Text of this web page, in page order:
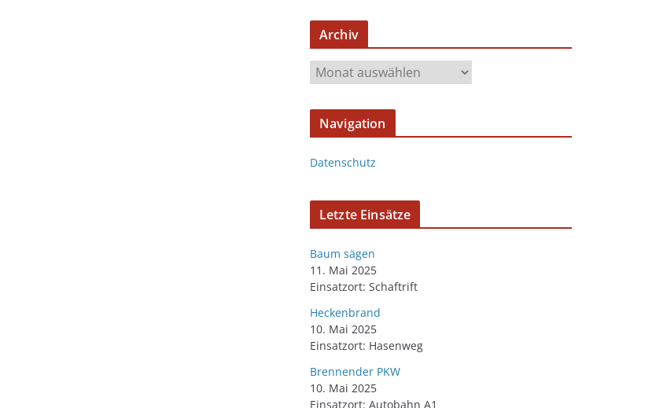
Archiv
Navigation
Datenschutz
Letzte Einsätze
Baum sägen
11. Mai 2025
Einsatzort: Schaftrift
Heckenbrand
10. Mai 2025
Einsatzort: Hasenweg
Brennender PKW
10. Mai 2025
Einsatzort: Autobahn A1